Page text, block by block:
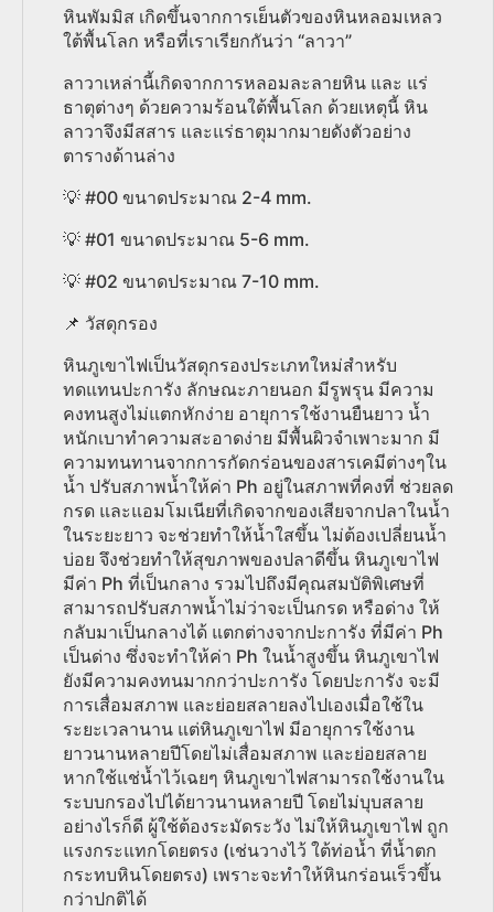
หินพัมมิส เกิดขึ้นจากการเย็นตัวของหินหลอมเหลว
ใต้พื้นโลก หรือที่เราเรียกกันว่า “ลาวา”
ลาวาเหล่านี้เกิดจากการหลอมละลายหิน และ แร่
ธาตุต่างๆ ด้วยความร้อนใต้พื้นโลก ด้วยเหตุนี้ หิน
ลาวาจึงมีสสาร และแร่ธาตุมากมายดังตัวอย่าง
ตารางด้านล่าง
💡 #00 ขนาดประมาณ 2-4 mm.
💡 #01 ขนาดประมาณ 5-6 mm.
💡 #02 ขนาดประมาณ 7-10 mm.
📌 วัสดุกรอง
หินภูเขาไฟเป็นวัสดุกรองประเภทใหม่สำหรับ
ทดแทนปะการัง ลักษณะภายนอก มีรูพรุน มีความ
คงทนสูงไม่แตกหักง่าย อายุการใช้งานยืนยาว น้ำ
หนักเบาทำความสะอาดง่าย มีพื้นผิวจำเพาะมาก มี
ความทนทานจากการกัดกร่อนของสารเคมีต่างๆใน
น้ำ ปรับสภาพน้ำให้ค่า Ph อยู่ในสภาพที่คงที่ ช่วยลด
กรด และแอมโมเนียที่เกิดจากของเสียจากปลาในน้ำ
ในระยะยาว จะช่วยทำให้น้ำใสขึ้น ไม่ต้องเปลี่ยนน้ำ
บ่อย จึงช่วยทำให้สุขภาพของปลาดีขึ้น หินภูเขาไฟ
มีค่า Ph ที่เป็นกลาง รวมไปถึงมีคุณสมบัติพิเศษที่
สามารถปรับสภาพน้ำไม่ว่าจะเป็นกรด หรือด่าง ให้
กลับมาเป็นกลางได้ แตกต่างจากปะการัง ที่มีค่า Ph
เป็นด่าง ซึ่งจะทำให้ค่า Ph ในน้ำสูงขึ้น หินภูเขาไฟ
ยังมีความคงทนมากกว่าปะการัง โดยปะการัง จะมี
การเสื่อมสภาพ และย่อยสลายลงไปเองเมื่อใช้ใน
ระยะเวลานาน แต่หินภูเขาไฟ มีอายุการใช้งาน
ยาวนานหลายปีโดยไม่เสื่อมสภาพ และย่อยสลาย
หากใช้แช่น้ำไว้เฉยๆ หินภูเขาไฟสามารถใช้งานใน
ระบบกรองไปได้ยาวนานหลายปี โดยไม่บุบสลาย
อย่างไรก็ดี ผู้ใช้ต้องระมัดระวัง ไม่ให้หินภูเขาไฟ ถูก
แรงกระแทกโดยตรง (เช่นวางไว้ ใต้ท่อน้ำ ที่น้ำตก
กระทบหินโดยตรง) เพราะจะทำให้หินกร่อนเร็วขึ้น
กว่าปกติได้